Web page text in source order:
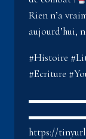
Rien n’a
aujourd’hui,
#Histoire
#Ecriture
https://